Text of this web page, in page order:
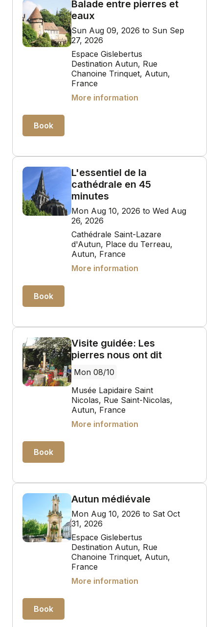
Balade entre pierres et
eaux
Sun Aug 09, 2026 to Sun Sep
27, 2026
Espace Gislebertus
Destination Autun, Rue
Chanoine Trinquet, Autun,
France
More information
Book
L'essentiel de la
cathédrale en 45
minutes
Mon Aug 10, 2026 to Wed Aug
26, 2026
Cathédrale Saint-Lazare
d'Autun, Place du Terreau,
Autun, France
More information
Book
Visite guidée: Les
pierres nous ont dit
Mon 08/10
Musée Lapidaire Saint
Nicolas, Rue Saint-Nicolas,
Autun, France
More information
Book
Autun médiévale
Mon Aug 10, 2026 to Sat Oct
31, 2026
Espace Gislebertus
Destination Autun, Rue
Chanoine Trinquet, Autun,
France
More information
Book